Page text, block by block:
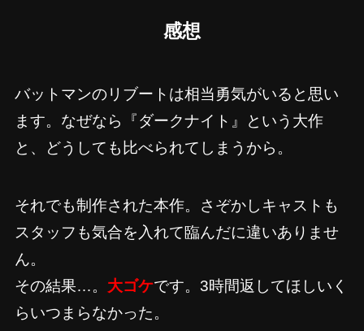
感想
バットマンのリブートは相当勇気がいると思い
ます。なぜなら『ダークナイト』という大作
と、どうしても比べられてしまうから。
それでも制作された本作。さぞかしキャストも
スタッフも気合を入れて臨んだに違いありませ
ん。
その結果…。 大ゴケです。3時間返してほしいく
らいつまらなかった。